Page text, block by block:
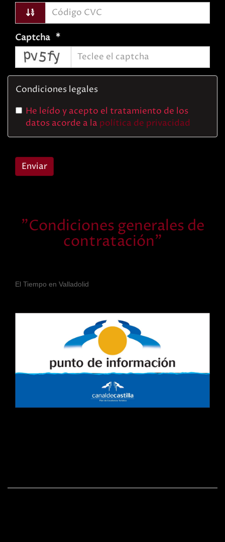
Captcha
captcha
Condiciones legales
He leído y acepto el tratamiento de los
datos acorde a la política de privacidad
Enviar
"Condiciones generales de
contratación"
El Tiempo en Valladolid